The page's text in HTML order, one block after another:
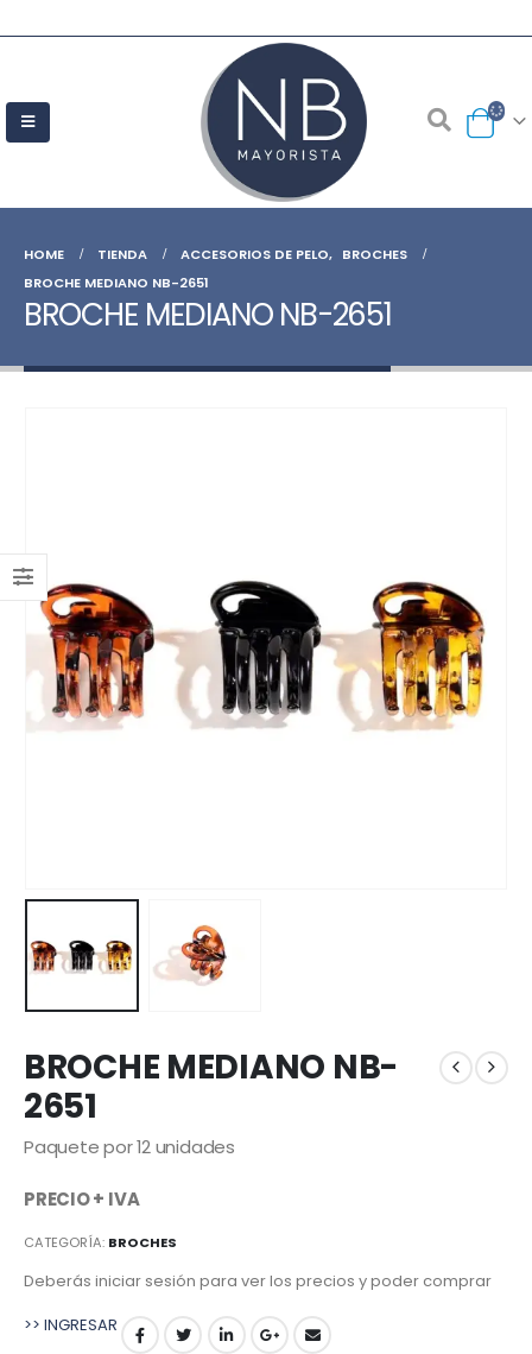
HOME TIENDA ACCESORIOS DE PELO, BROCHES
BROCHE MEDIANO NB-2651
BROCHE MEDIANO NB-2651
BROCHE MEDIANO NB-
2651
Paquete por 12 unidades
PRECIO + IVA
CATEGORÍA: BROCHES
Deberás iniciar sesión para ver los precios y poder comprar
>> INGRESAR